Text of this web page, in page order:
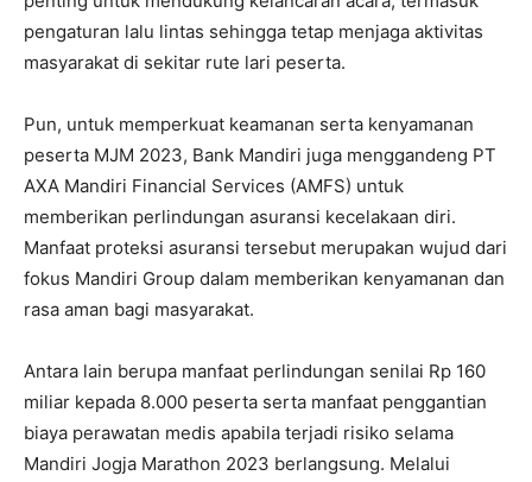
pengaturan lalu lintas sehingga tetap menjaga aktivitas
masyarakat di sekitar rute lari peserta.
Pun, untuk memperkuat keamanan serta kenyamanan
peserta MJM 2023, Bank Mandiri juga menggandeng PT
AXA Mandiri Financial Services (AMFS) untuk
memberikan perlindungan asuransi kecelakaan diri.
Manfaat proteksi asuransi tersebut merupakan wujud dari
fokus Mandiri Group dalam memberikan kenyamanan dan
rasa aman bagi masyarakat.
Antara lain berupa manfaat perlindungan senilai Rp 160
miliar kepada 8.000 peserta serta manfaat penggantian
biaya perawatan medis apabila terjadi risiko selama
Mandiri Jogja Marathon 2023 berlangsung. Melalui